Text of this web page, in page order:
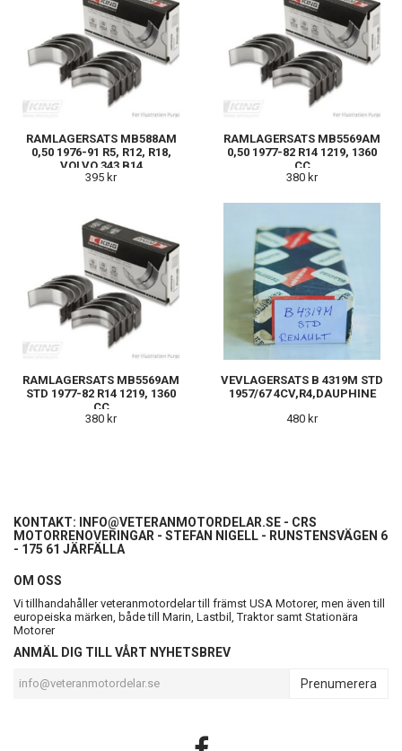
RAMLAGERSATS MB588AM
0,50 1976-91 R5, R12, R18,
VOLVO 343 B14
395 kr
RAMLAGERSATS MB5569AM
0,50 1977-82 R14 1219, 1360
CC
380 kr
RAMLAGERSATS MB5569AM
STD 1977-82 R14 1219, 1360
CC
380 kr
VEVLAGERSATS B 4319M STD
1957/67 4CV,R4,DAUPHINE
480 kr
KONTAKT: INFO@VETERANMOTORDELAR.SE - CRS
MOTORRENOVERINGAR - STEFAN NIGELL - RUNSTENSVÄGEN 6
- 175 61 JÄRFÄLLA
OM OSS
Vi tillhandahåller veteranmotordelar till främst USA Motorer, men även till
europeiska märken, både till Marin, Lastbil, Traktor samt Stationära
Motorer
ANMÄL DIG TILL VÅRT NYHETSBREV
Prenumerera